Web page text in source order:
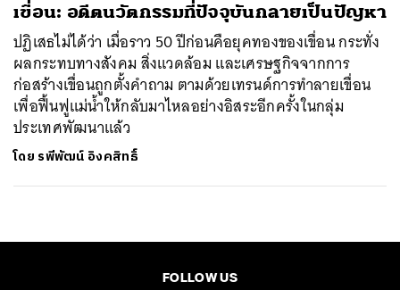
เขื่อน: อดีตนวัตกรรมที่ปัจจุบันกลายเป็นปัญหา
ปฏิเสธไม่ได้ว่า เมื่อราว 50 ปีก่อนคือยุคทองของเขื่อน กระทั่ง
ผลกระทบทางสังคม สิ่งแวดล้อม และเศรษฐกิจจากการ
ก่อสร้างเขื่อนถูกตั้งคำถาม ตามด้วยเทรนด์การทำลายเขื่อน
เพื่อฟื้นฟูแม่น้ำให้กลับมาไหลอย่างอิสระอีกครั้งในกลุ่ม
ประเทศพัฒนาแล้ว
โดย รพีพัฒน์ อิงคสิทธิ์
FOLLOW US